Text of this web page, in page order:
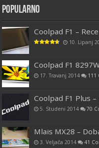
Popularno
Coolpad F1 –
10. Lipanj
Coolpad F1
17. Travanj 2014 111
Coolpad F1 Plus
5. Studeni 2014 70
Mlais MX28 –
3. Veljača 2014 41